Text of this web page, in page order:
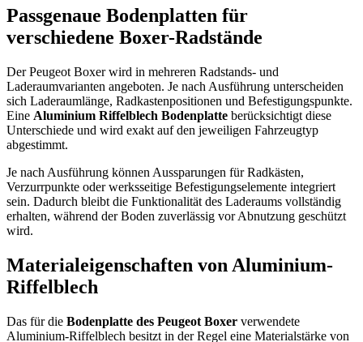
Passgenaue Bodenplatten für
verschiedene Boxer-Radstände
Der Peugeot Boxer wird in mehreren Radstands- und
Laderaumvarianten angeboten. Je nach Ausführung unterscheiden
sich Laderaumlänge, Radkastenpositionen und Befestigungspunkte.
Eine Aluminium Riffelblech Bodenplatte berücksichtigt diese
Unterschiede und wird exakt auf den jeweiligen Fahrzeugtyp
abgestimmt.
Je nach Ausführung können Aussparungen für Radkästen,
Verzurrpunkte oder werksseitige Befestigungselemente integriert
sein. Dadurch bleibt die Funktionalität des Laderaums vollständig
erhalten, während der Boden zuverlässig vor Abnutzung geschützt
wird.
Materialeigenschaften von Aluminium-
Riffelblech
Das für die Bodenplatte des Peugeot Boxer verwendete
Aluminium-Riffelblech besitzt in der Regel eine Materialstärke von